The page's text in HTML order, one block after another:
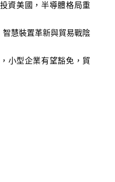
資美國，半導體格局重
智慧裝置革新與貿易戰陰
小型企業有望豁免，貿